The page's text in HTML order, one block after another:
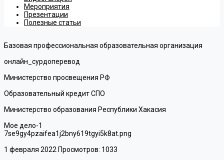
Мероприятия
Презентации
Полезные статьи
Базовая профессиональная образовательная организация
онлайн_сурдоперевод
Министерство просвещения РФ
Образовательный кредит СПО
Министерство образования Республики Хакасия
Мое дело-1
7se9gy4pzaifea1j2bny619tgyi5k8at.png
1 февраля 2022 Просмотров: 1033